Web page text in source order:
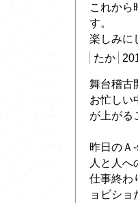
これから
す。
楽しみに
たか
舞台稽古
お忙しい
が上がる
昨日のＡ
人と人へ
仕事終わ
ョビショ